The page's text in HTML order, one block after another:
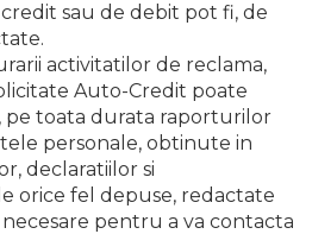
sau de debit pot fi, de
activitatilor de reclama,
Auto-Credit poate
pe toata durata raporturilor
personale, obtinute in
declaratiilor si
orice fel depuse, redactate
pentru a va contacta